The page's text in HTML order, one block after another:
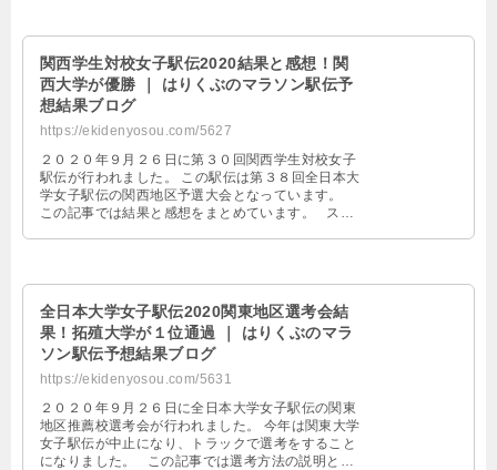
関西学生対校女子駅伝2020結果と感想！関
西大学が優勝 ｜ はりくぶのマラソン駅伝予
想結果ブログ
https://ekidenyosou.com/5627
２０２０年９月２６日に第３０回関西学生対校女子
駅伝が行われました。 この駅伝は第３８回全日本大
学女子駅伝の関西地区予選大会となっています。
この記事では結果と感想をまとめています。 スポ
全日本大学女子駅伝2020関東地区選考会結
果！拓殖大学が１位通過 ｜ はりくぶのマラ
ソン駅伝予想結果ブログ
https://ekidenyosou.com/5631
２０２０年９月２６日に全日本大学女子駅伝の関東
地区推薦校選考会が行われました。 今年は関東大学
女子駅伝が中止になり、トラックで選考をすること
になりました。 この記事では選考方法の説明と選